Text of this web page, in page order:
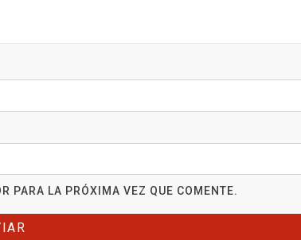
PARA LA PRÓXIMA VEZ QUE COMENTE.